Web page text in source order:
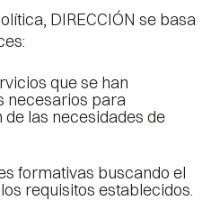
DIRECCIÓN se basa
que se han
necesarios para
las necesidades de
formativas buscando el
requisitos establecidos.